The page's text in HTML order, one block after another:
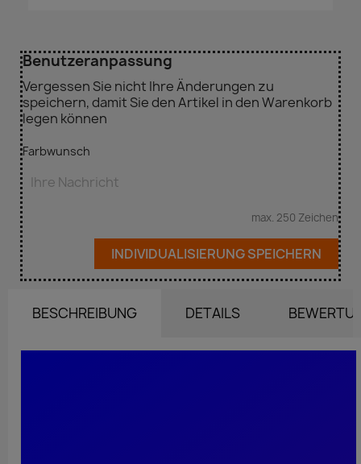
Benutzeranpassung
Vergessen Sie nicht Ihre Änderungen zu
speichern, damit Sie den Artikel in den Warenkorb
legen können
Farbwunsch
max. 250 Zeichen
INDIVIDUALISIERUNG SPEICHERN
BESCHREIBUNG DETAILS